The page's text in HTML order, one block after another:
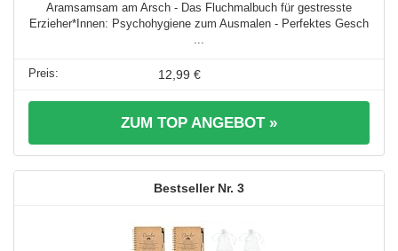
Aramsamsam am Arsch - Das Fluchmalbuch für gestresste
Erzieher*Innen: Psychohygiene zum Ausmalen - Perfektes Gesch
12,99 €
ZUM TOP ANGEBOT »
3